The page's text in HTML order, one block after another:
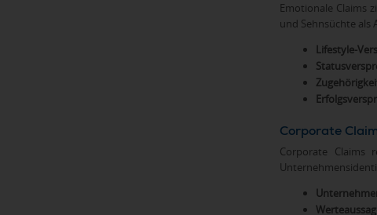
Emotionale Claims
und Sehnsüchte als
Lifestyle-
Corporate
Corporate Claims